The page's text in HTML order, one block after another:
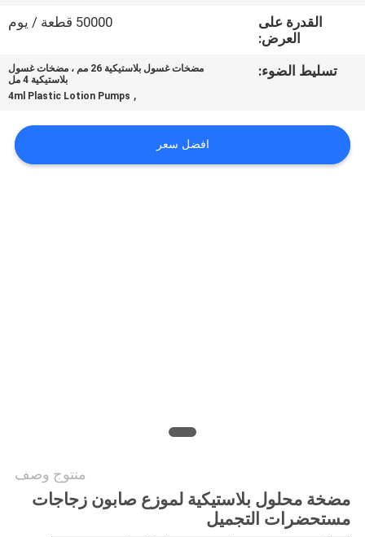
أخبار
اقتباس
القدرة على
العرض:
50000 قطعة / يوم
تسليط الضوء:
مضخات غسول بلاستيكية 26 مم ، مضخات غسول
بلاستيكية 4 مل
,
4ml Plastic Lotion Pumps
افضل سعر
منتوج وصف
مضخة محلول بلاستيكية لموزع صابون زجاجات
مستحضرات التجميل